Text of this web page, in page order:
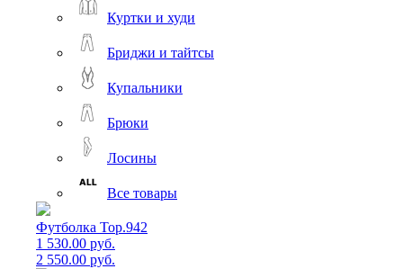
Куртки и худи
Бриджи и тайтсы
Купальники
Брюки
Лосины
Все товары
Футболка Top.942
1 530.00 руб.
2 550.00 руб.